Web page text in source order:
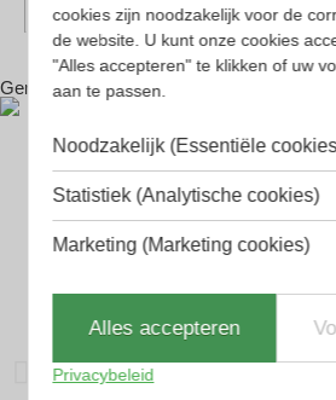
Geschikt voor Dames, Heren
Gerelateerde producten
cookies zijn noodzakelijk voor de
de website. U kunt onze cookies
"Alles accepteren" te klikken of uw
aan te passen.
Noodzakelijk (Essentiële
Statistiek (Analytische cookies)
Marketing (Marketing cookies)
Alles accepteren
Privacybeleid